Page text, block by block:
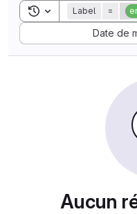
Toggle search
Label =
Date de
Sort by:
Aucun